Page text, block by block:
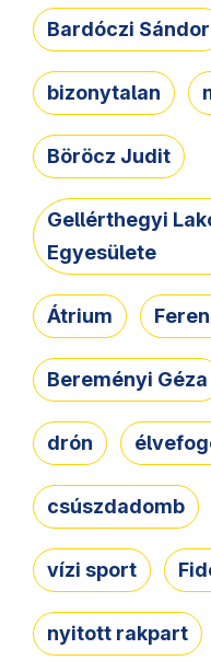
Bardóczi Sándor
bizonytalan
Böröcz Judit
Gellérthegyi
Egyesülete
Átrium
Bereményi Géza
drón
csúszdadomb
vízi sport
nyitott rakpart